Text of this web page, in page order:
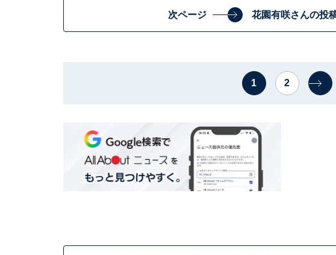
次ページ 花園有咲さんの投
1 2